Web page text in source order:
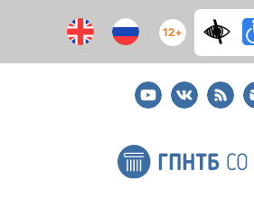
12+
YoutubeВКонтакте
RSS
E-